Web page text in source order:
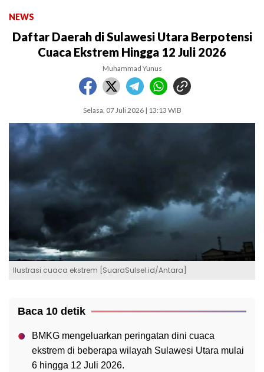
NEWS
Daftar Daerah di Sulawesi Utara Berpotensi
Cuaca Ekstrem Hingga 12 Juli 2026
Muhammad Yunus
Selasa, 07 Juli 2026 | 13:13 WIB
Ilustrasi cuaca ekstrem [SuaraSulsel.id/Antara]
Baca 10 detik
BMKG mengeluarkan peringatan dini cuaca
ekstrem di beberapa wilayah Sulawesi Utara mulai
6 hingga 12 Juli 2026.